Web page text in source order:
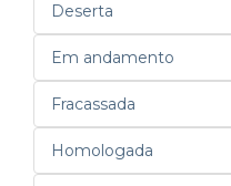
Deserta
Em andamento
Fracassada
Homologada